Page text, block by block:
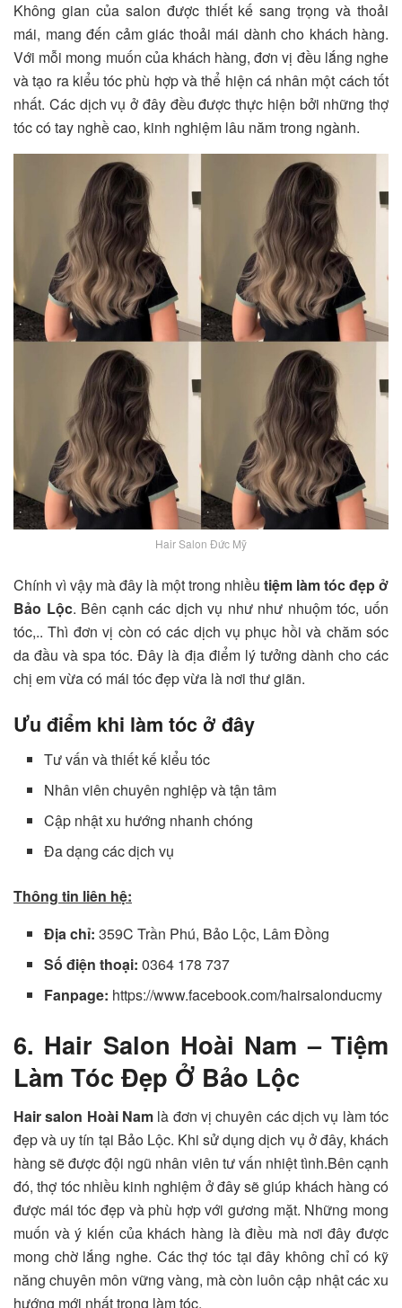
Không gian của salon được thiết kế sang trọng và thoải
mái, mang đến cảm giác thoải mái dành cho khách hàng.
Với mỗi mong muốn của khách hàng, đơn vị đều lắng nghe
và tạo ra kiểu tóc phù hợp và thể hiện cá nhân một cách tốt
nhất. Các dịch vụ ở đây đều được thực hiện bởi những thợ
tóc có tay nghề cao, kinh nghiệm lâu năm trong ngành.
Hair Salon Đức Mỹ
Chính vì vậy mà đây là một trong nhiều tiệm làm tóc đẹp ở
Bảo Lộc. Bên cạnh các dịch vụ như như nhuộm tóc, uốn
tóc,.. Thì đơn vị còn có các dịch vụ phục hồi và chăm sóc
da đầu và spa tóc. Đây là địa điểm lý tưởng dành cho các
chị em vừa có mái tóc đẹp vừa là nơi thư giãn.
Ưu điểm khi làm tóc ở đây
Tư vấn và thiết kế kiểu tóc
Nhân viên chuyên nghiệp và tận tâm
Cập nhật xu hướng nhanh chóng
Đa dạng các dịch vụ
Thông tin liên hệ:
Địa chỉ: 359C Trần Phú, Bảo Lộc, Lâm Đồng
Số điện thoại:0364 178 737
Fanpage: https://www.facebook.com/hairsalonducmy
6. Hair Salon Hoài Nam – Tiệm
Làm Tóc Đẹp Ở Bảo Lộc
Hair salon Hoài Nam là đơn vị chuyên các dịch vụ làm tóc
đẹp và uy tín tại Bảo Lộc. Khi sử dụng dịch vụ ở đây, khách
hàng sẽ được đội ngũ nhân viên tư vấn nhiệt tình.Bên cạnh
đó, thợ tóc nhiều kinh nghiệm ở đây sẽ giúp khách hàng có
được mái tóc đẹp và phù hợp với gương mặt. Những mong
muốn và ý kiến của khách hàng là điều mà nơi đây được
mong chờ lắng nghe. Các thợ tóc tại đây không chỉ có kỹ
năng chuyên môn vững vàng, mà còn luôn cập nhật các xu
hướng mới nhất trong làm tóc.